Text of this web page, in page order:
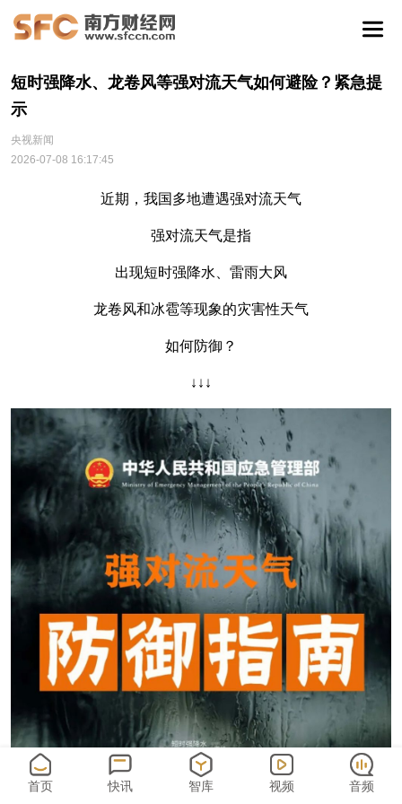
短时强降水、龙卷风等强对流天气如何避险？紧急提
示
央视新闻
2026-07-08 16:17:45
近期，我国多地遭遇强对流天气
强对流天气是指
出现短时强降水、雷雨大风
龙卷风和冰雹等现象的灾害性天气
如何防御？
↓↓↓
首页 快讯 智库 视频 音频